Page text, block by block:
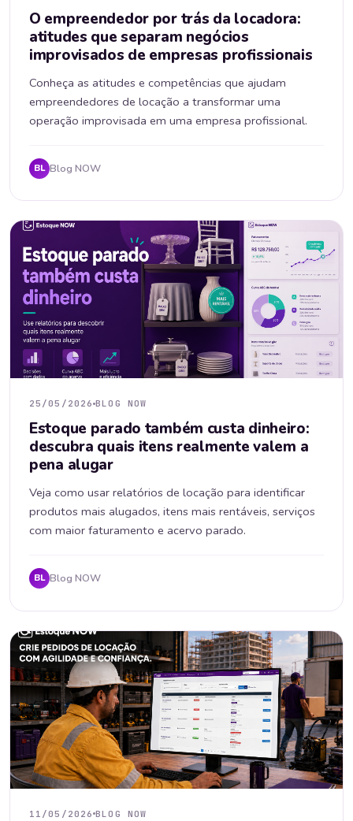
O empreendedor por trás da locadora:
atitudes que separam negócios
improvisados de empresas profissionais
Conheça as atitudes e competências que ajudam
empreendedores de locação a transformar uma
operação improvisada em uma empresa profissional.
BL Blog NOW
25/05/2026 BLOG NOW
Estoque parado também custa dinheiro:
descubra quais itens realmente valem a
pena alugar
Veja como usar relatórios de locação para identificar
produtos mais alugados, itens mais rentáveis, serviços
com maior faturamento e acervo parado.
BL Blog NOW
11/05/2026 BLOG NOW